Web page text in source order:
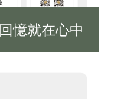
憶就在心中